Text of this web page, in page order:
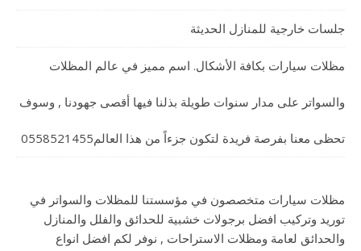
جلسات خارجية للمنازل الحديثة
مظلات سيارات بكافة الأشكال. اسم مميز في عالم المظلات
والسواتر على مدار سنوات طويلة بذلنا فيها أقصى جهودنا , وسوف
تحظى معنا بفرصة فريدة لتكون جزءاً من هذا العالم0558521455
مظلات سيارات متخصصون في مؤسستنا للمظلات والسواتر في
توريد وتركيب افضل برجولات خشبية للحدائق والفلل والمنازل
والحدائق لعامة ومظلات الاستراحات , نوفر لكم افضل انواع